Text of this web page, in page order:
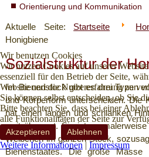
Orientierung und Kommunikation
Aktuelle Seite: Startseite
Honigbiene
Sozialstruktur der
Im Bienenstock gibt es drei Typen
und Körperform unterscheiden. Die
hat einen langen und schlanken
weit überragt. Sie ist
Weibchen im ganzen Stock,
Bienenstaates. Die große
Wir benutzen Cookies
Wir nutzen Cookies auf unserer
essenziell für den Betrieb der Seite,
Website und die Nutzererfahrung zu
Sie können selbst entscheiden, ob Sie
Bitte beachten Sie, dass bei einer
alle Funktionalitäten der Seite zur
Akzeptieren Ablehnen
Weitere Informationen| Impressum